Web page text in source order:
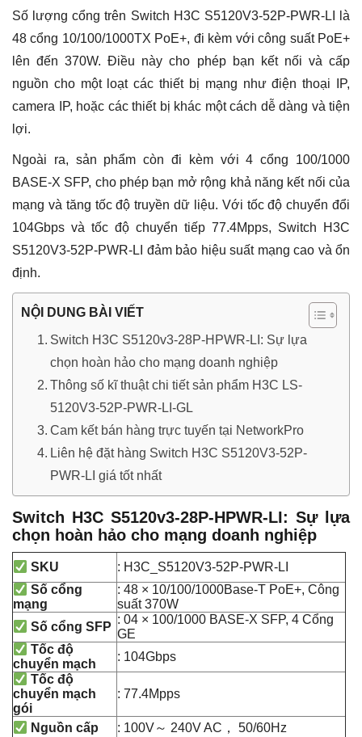
Số lượng cổng trên Switch H3C S5120V3-52P-PWR-LI là
48 cổng 10/100/1000TX PoE+, đi kèm với công suất PoE+
lên đến 370W. Điều này cho phép bạn kết nối và cấp
nguồn cho một loạt các thiết bị mạng như điện thoại IP,
camera IP, hoặc các thiết bị khác một cách dễ dàng và tiện
lợi.
Ngoài ra, sản phẩm còn đi kèm với 4 cổng 100/1000
BASE-X SFP, cho phép bạn mở rộng khả năng kết nối của
mạng và tăng tốc độ truyền dữ liệu. Với tốc độ chuyển đổi
104Gbps và tốc độ chuyển tiếp 77.4Mpps, Switch H3C
S5120V3-52P-PWR-LI đảm bảo hiệu suất mạng cao và ổn
định.
NỘI DUNG BÀI VIẾT
Switch H3C S5120v3-28P-HPWR-LI: Sự lựa
chọn hoàn hảo cho mạng doanh nghiệp
Thông số kĩ thuật chi tiết sản phẩm H3C LS-
5120V3-52P-PWR-LI-GL
Cam kết bán hàng trực tuyến tại NetworkPro
Liên hệ đặt hàng Switch H3C S5120V3-52P-
PWR-LI giá tốt nhất
Switch H3C S5120v3-28P-HPWR-LI: Sự lựa
chọn hoàn hảo cho mạng doanh nghiệp
SKU
: H3C_S5120V3-52P-PWR-LI
Số cổng
mạng
: 48 × 10/100/1000Base-T PoE+, Công
suất 370W
Số cổng SFP
: 04 × 100/1000 BASE-X SFP, 4 Cổng
GE
Tốc độ
chuyển mạch
: 104Gbps
Tốc độ
chuyển mạch
gói
: 77.4Mpps
Nguồn cấp
: 100V～ 240V AC， 50/60Hz